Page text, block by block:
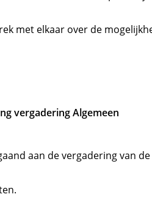
met elkaar over de
vergadering Algemeen
aan de vergadering van